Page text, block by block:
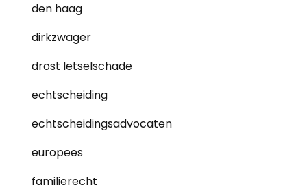
den haag
dirkzwager
drost letselschade
echtscheiding
echtscheidingsadvocaten
europees
familierecht